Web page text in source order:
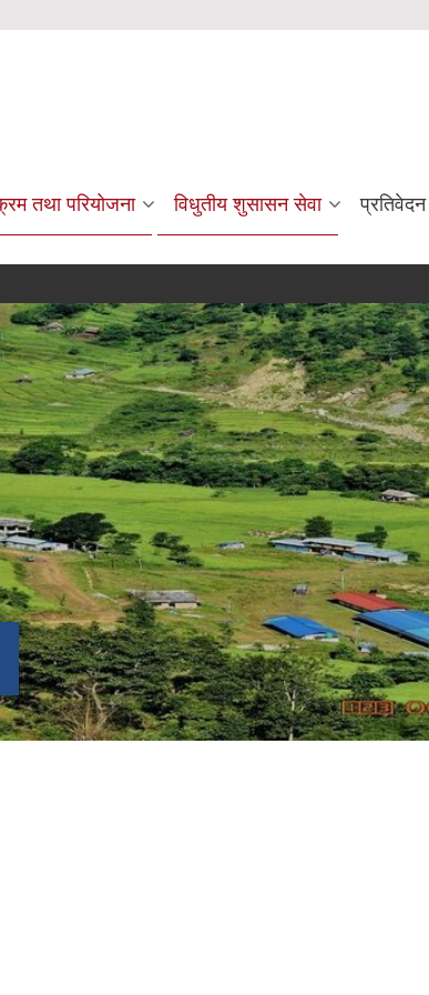
तथा परियोजना विधुतीय शुसासन सेवा प्रतिवेदन